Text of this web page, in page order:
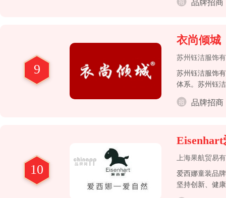
品牌招商
9
衣尚倾城
苏州钰洁服饰
苏州钰洁服饰
体系。苏州钰
品牌招商
10
上海果航贸易
爱西娜童装品
坚持创新、健